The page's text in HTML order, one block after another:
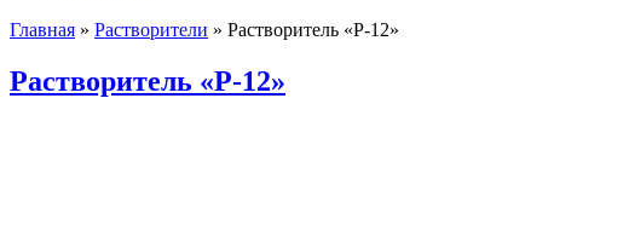
Главная » Растворители » Растворитель «Р-12»
Растворитель «Р-12»